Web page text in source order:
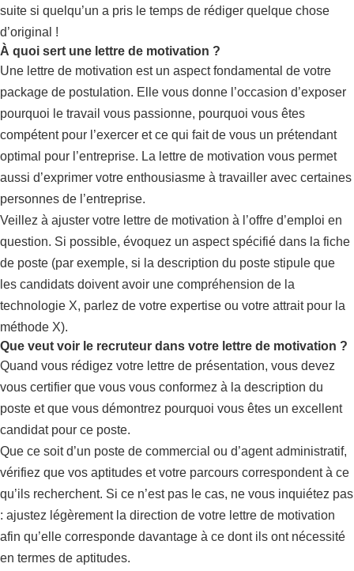
suite si quelqu’un a pris le temps de rédiger quelque chose
d’original !
À quoi sert une lettre de motivation ?
Une lettre de motivation est un aspect fondamental de votre
package de postulation. Elle vous donne l’occasion d’exposer
pourquoi le travail vous passionne, pourquoi vous êtes
compétent pour l’exercer et ce qui fait de vous un prétendant
optimal pour l’entreprise. La lettre de motivation vous permet
aussi d’exprimer votre enthousiasme à travailler avec certaines
personnes de l’entreprise.
Veillez à ajuster votre lettre de motivation à l’offre d’emploi en
question. Si possible, évoquez un aspect spécifié dans la fiche
de poste (par exemple, si la description du poste stipule que
les candidats doivent avoir une compréhension de la
technologie X, parlez de votre expertise ou votre attrait pour la
méthode X).
Que veut voir le recruteur dans votre lettre de motivation ?
Quand vous rédigez votre lettre de présentation, vous devez
vous certifier que vous vous conformez à la description du
poste et que vous démontrez pourquoi vous êtes un excellent
candidat pour ce poste.
Que ce soit d’un poste de commercial ou d’agent administratif,
vérifiez que vos aptitudes et votre parcours correspondent à ce
qu’ils recherchent. Si ce n’est pas le cas, ne vous inquiétez pas
: ajustez légèrement la direction de votre lettre de motivation
afin qu’elle corresponde davantage à ce dont ils ont nécessité
en termes de aptitudes.